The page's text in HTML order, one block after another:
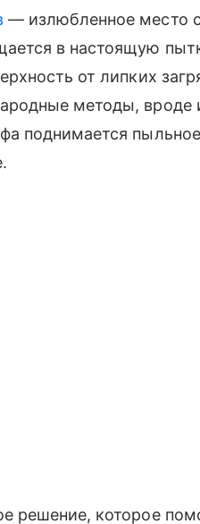
— излюбленное место
в настоящую
от липких
методы, вроде
поднимается
решение, которое